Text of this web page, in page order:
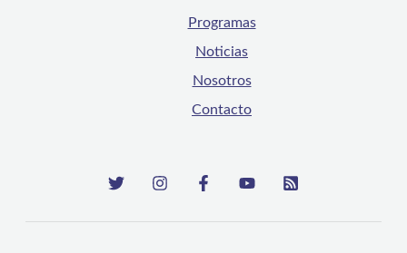
Programas
Noticias
Nosotros
Contacto